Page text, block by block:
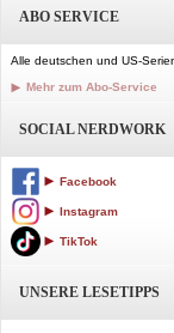
ABO SERVICE
Alle deutschen und US-
Mehr zum Abo-Service
SOCIAL NERDWORK
Facebook
Instagram
TikTok
UNSERE LESETIPPS